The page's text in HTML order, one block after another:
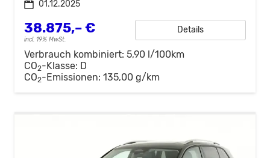
01.12.2025
38.875,– €
incl. 19% MwSt.
Details
Verbrauch kombiniert: 5,90 l/100km
CO2-Klasse: D
CO2-Emissionen: 135,00 g/km